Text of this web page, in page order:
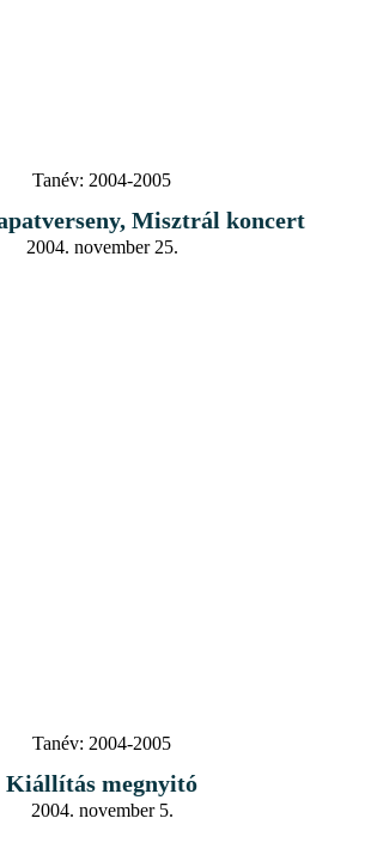
Tanév: 2004-2005
Misztrál koncert
2004. november 25.
Tanév: 2004-2005
Kiállítás megnyitó
2004. november 5.